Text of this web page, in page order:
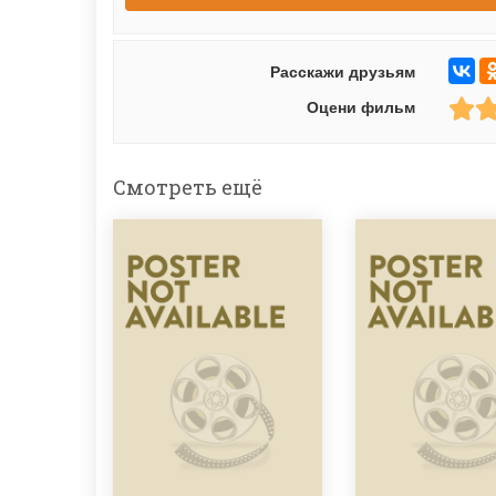
Расскажи друзьям
Оцени фильм
Смотреть ещё